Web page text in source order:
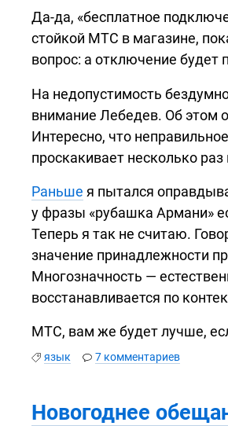
Да-да, «бесплатное
стойкой МТС в магазине,
вопрос: а отключение будет
На недопустимость
внимание Лебедев. Об этом
Интересно, что
проскакивает несколько
Раньше я пытался
у фразы «рубашка Армани»
Теперь я так не считаю.
значение принадлежности
Многозначность —
восстанавливается по
МТС, вам же будет лучше,
язык 7 комментариев
Новогоднее